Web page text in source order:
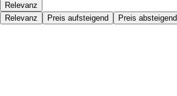
Relevanz
Relevanz
Preis aufsteigend Preis absteigend